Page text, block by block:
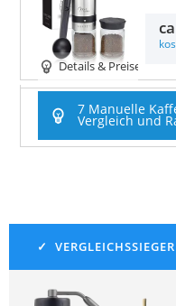
Details & Preise
7 Manuelle
Vergleich und